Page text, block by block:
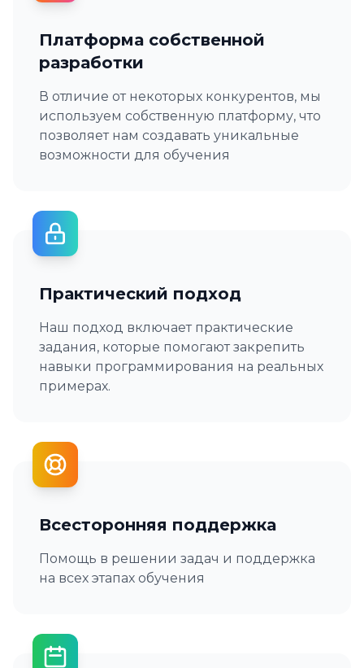
Платформа собственной
разработки
В отличие от некоторых конкурентов, мы
используем собственную платформу, что
позволяет нам создавать уникальные
возможности для обучения
Практический подход
Наш подход включает практические
задания, которые помогают закрепить
навыки программирования на реальных
примерах.
Всесторонняя поддержка
Помощь в решении задач и поддержка
на всех этапах обучения